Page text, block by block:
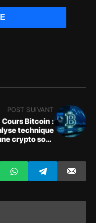
POST SUIVANT
Cours Bitcoin :
technique
crypto sous